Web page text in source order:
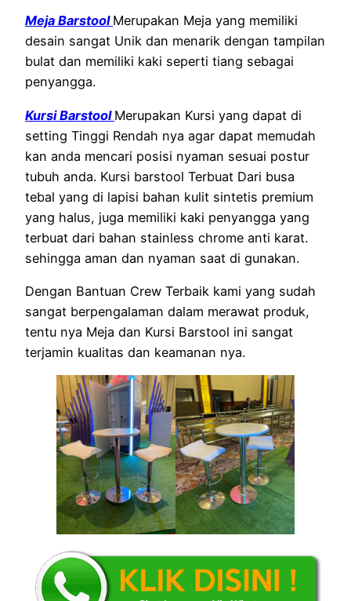
Meja Barstool Merupakan Meja yang memiliki
desain sangat Unik dan menarik dengan tampilan
bulat dan memiliki kaki seperti tiang sebagai
penyangga.
Kursi Barstool Merupakan Kursi yang dapat di
setting Tinggi Rendah nya agar dapat memudah
kan anda mencari posisi nyaman sesuai postur
tubuh anda. Kursi barstool Terbuat Dari busa
tebal yang di lapisi bahan kulit sintetis premium
yang halus, juga memiliki kaki penyangga yang
terbuat dari bahan stainless chrome anti karat.
sehingga aman dan nyaman saat di gunakan.
Dengan Bantuan Crew Terbaik kami yang sudah
sangat berpengalaman dalam merawat produk,
tentu nya Meja dan Kursi Barstool ini sangat
terjamin kualitas dan keamanan nya.